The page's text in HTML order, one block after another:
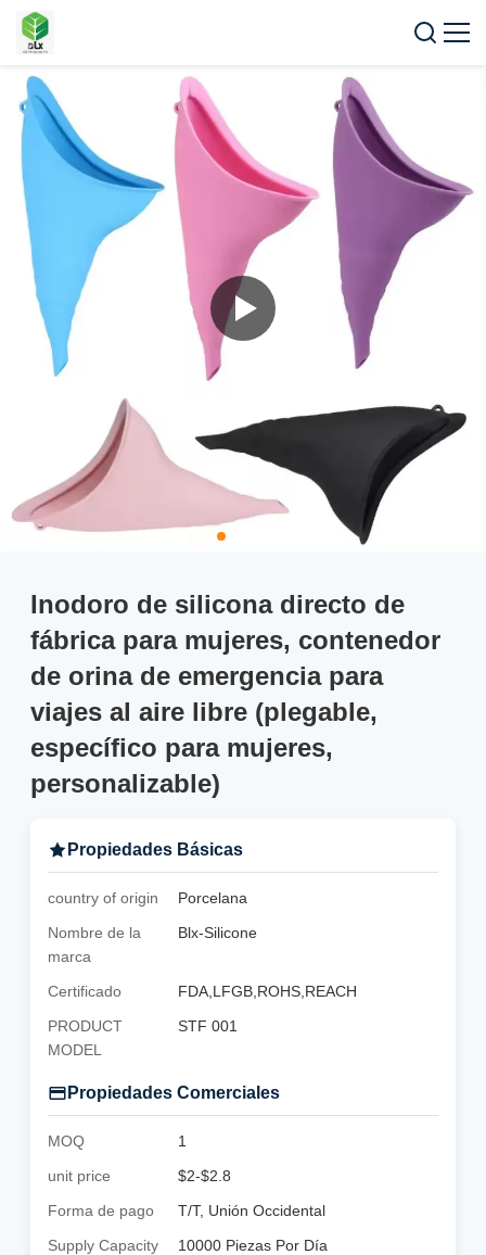
Inodoro de silicona directo de
fábrica para mujeres, contenedor
de orina de emergencia para
viajes al aire libre (plegable,
específico para mujeres,
personalizable)
Propiedades Básicas
country of origin
Porcelana
Nombre de la
marca
Blx-Silicone
Certificado
FDA,LFGB,ROHS,REACH
PRODUCT
MODEL
STF 001
Propiedades Comerciales
MOQ
1
unit price
$2-$2.8
Forma de pago
T/T, Unión Occidental
Supply Capacity
10000 Piezas Por Día